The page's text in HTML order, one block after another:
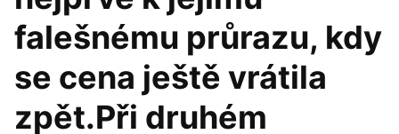
falešnému průrazu, kdy
se cena ještě vrátila
zpět.Při druhém